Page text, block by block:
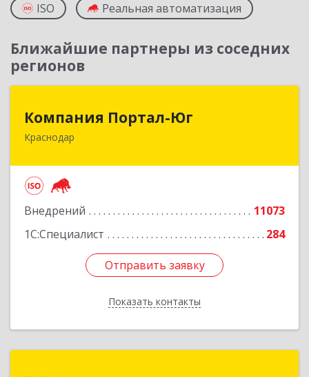
ISO Реальная автоматизация
Ближайшие партнеры из соседних
регионов
Компания Портал-Юг
Краснодар
Внедрений
11073
1С:Специалист
284
Отправить заявку
Показать контакты
350020, Краснодарский край, Краснодар г,
Отправить заявку
Назад